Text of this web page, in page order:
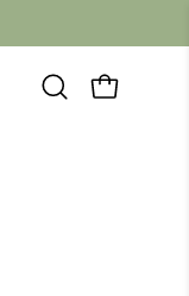
ZoekbalkOPEN